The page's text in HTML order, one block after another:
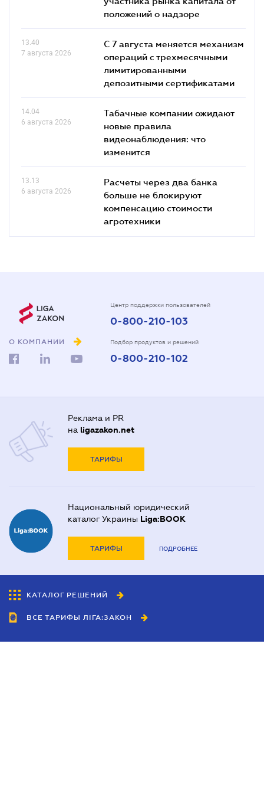
положений о надзоре
13.40
7 августа 2026
С 7 августа меняется механизм
операций с трехмесячными
лимитированными
депозитными сертификатами
14.04
6 августа 2026
Табачные компании ожидают
новые правила
видеонаблюдения: что
изменится
13.13
6 августа 2026
Расчеты через два банка
больше не блокируют
компенсацию стоимости
агротехники
О КОМПАНИИ
Центр поддержки пользователей
0-800-210-103
Подбор продуктов и решений
0-800-210-102
Реклама и PR
на ligazakon.net
ТАРИФЫ
Национальный юридический
каталог Украины Liga:BOOK
ТАРИФЫ ПОДРОБНЕЕ
КАТАЛОГ РЕШЕНИЙ
ВСЕ ТАРИФЫ ЛІГА:ЗАКОН